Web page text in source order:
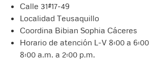
Calle 31#17-49
Localidad Teusaquillo
Coordina Bibian Sophia Cáceres
Horario de atención L-V 8:00 a
8:00 a.m. a 2:00 p.m.